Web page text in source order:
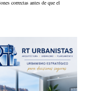
correctas antes de que el